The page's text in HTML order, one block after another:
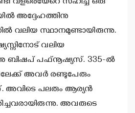
വളരെയേറെ സഹിച്ച ഒരു
അദ്ദേഹത്തിനു
വലിയ സ്ഥാനമുണ്ടായിരുന്നു.
വലിയ
ബിഷപ് പഫ്നൂഷ്യസ്. 335-ല്‍
അവര്‍ രണ്ടുപേരും
അവിടെ പലരും ആര്യന്‍
അവരുടെ